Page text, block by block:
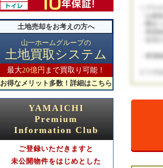
【グレースコート】ご成約のお知らせ
2026.06.22
【グレースコート】ご成約のお知らせ
2026.06.20
【グレースコート】ご成約のお知らせ
2026.06.15
【グレースコート】ご成約のお知らせ
2026.06.08
【グレースコート】ご成約のお知らせ
【グレースコート】ご成約のお知らせ
【グレースコート】ご成約のお知らせ
2026.05.31
土地売却をお考えの方へ
山一ホームグループの
土地買取システム
最大20億円 まで買取り可能！
お得なメリット多数！詳細はこちら
YAMAICHI
Premium
Information Club
ご登録いただきますと
未公開物件をはじめとした
・希望